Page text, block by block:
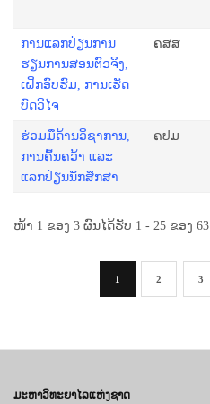
ການແລກປ່ຽນການ
ຮຽນການສອນຕົວຈິງ,
ເຝິກອົບຮົມ, ການເຮັດ
ບົດວິໄຈ
ຄສສ
ຮ່ວມມຶດ້ານວິຊາການ,
ການຄົ້ນຄວ້າ ແລະ
ແລກປ່ຽນນັກສຶກສາ
ຄປມ
ໜ້າ 1 ຂອງ 3 ຜົນໄດ້ຮັບ 1 - 25 ຂອງ 63
1 2 3
ມະຫາວິທະຍາໄລແຫ່ງຊາດ